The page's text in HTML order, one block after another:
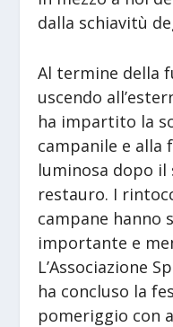
dalla schiavitù
Al termine della
uscendo
ha impartito la
campanile e alla
luminosa dopo il
restauro. I
campane hanno
importante e
L’Associazione
ha concluso la
pomeriggio con